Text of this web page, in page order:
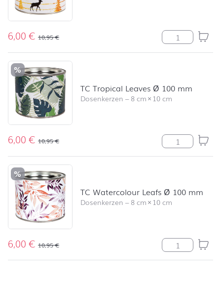
6,00€ 10,95€ TC Stags and
%
TC Tropical Leaves Ø 100 mm
Dosenkerzen –8 cm× 10 cm
6,00€ 10,95€ TC Tropical
%
TC Watercolour Leafs Ø 100 mm
Dosenkerzen –8 cm× 10 cm
6,00€ 10,95€ TC